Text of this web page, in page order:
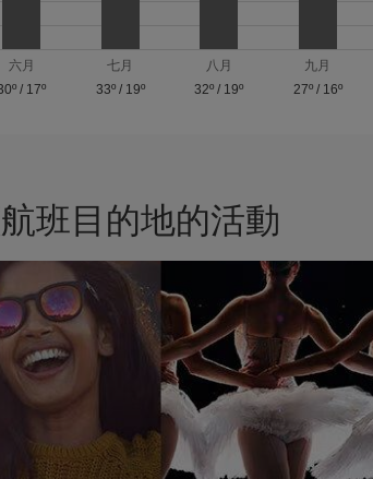
六月
/ 17º
七月
33º/ 19º
八月
32º / 19º
九月
27º/ 16º
班目的地的活動